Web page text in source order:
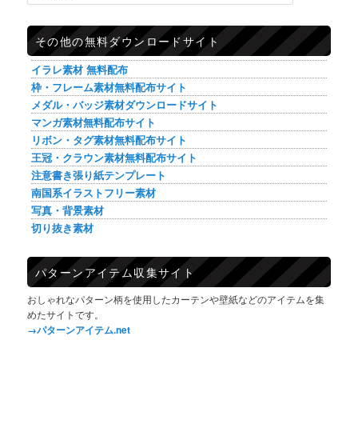
その他の無料ダウンロードサイト
イラレ素材 無料配布
枠・フレーム素材無料配布サイト
メダル・バッジ素材ダウンロードサイト
マンガ素材無料配布サイト
リボン・タグ素材無料配布サイト
王冠・クラウン素材無料配布サイト
注意書き張り紙テンプレート
南国系イラストフリー素材
写真・背景素材
切り抜き素材
パターンアイテム収集サイト
おしゃれなパターン柄を使用したカーテンや壁紙などのアイテムを集
めたサイトです。
→パターンアイテム.net